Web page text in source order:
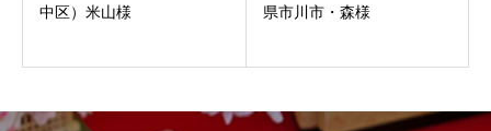
中区）米山様
県市川市・森様